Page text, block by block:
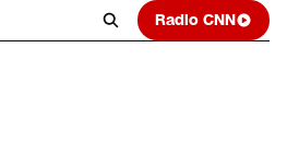
Radio CNN